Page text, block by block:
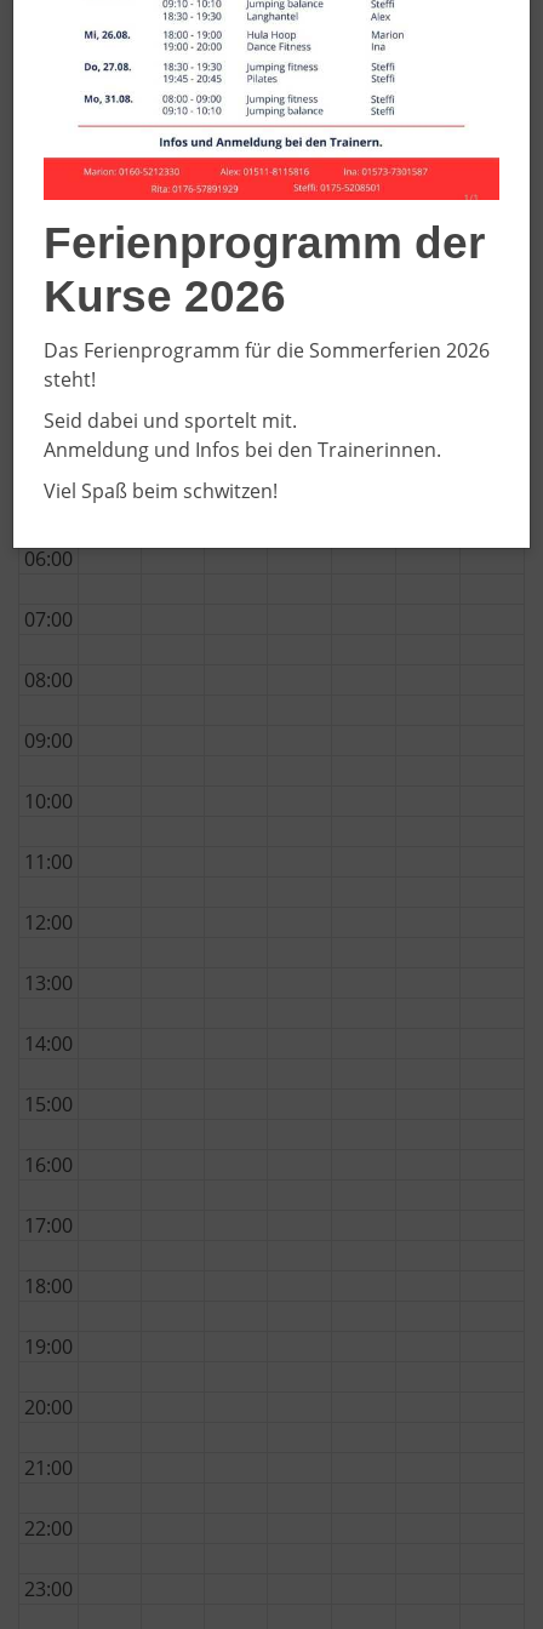
Mo.
3.8.
Di.
4.8.
Mi.
5.8.
Do.
6.8.
Fr.
7.8.
00:00
01:00
02:00
03:00
04:00
05:00
06:00
07:00
08:00
09:00
10:00
11:00
12:00
13:00
14:00
15:00
16:00
17:00
18:00
19:00
20:00
21:00
22:00
23:00
Ferienprogramm der
Kurse 2026
Das Ferienprogramm für die Sommerferien 2026
steht!
Seid dabei und sportelt mit.
Anmeldung und Infos bei den Trainerinnen.
Viel Spaß beim schwitzen!